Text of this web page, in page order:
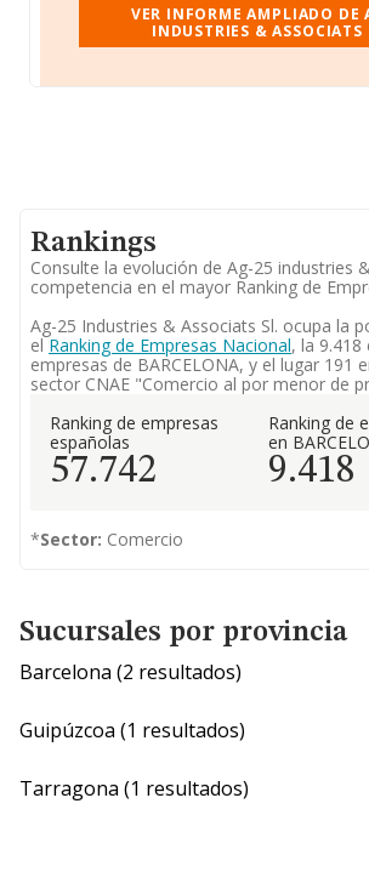
VER INFORME AMPLIADO DE
INDUSTRIES & ASSOCIATS
Rankings
Consulte la evolución de Ag-25 industries
competencia en el mayor Ranking de
Ag-25 Industries & Associats Sl. ocupa la
elRanking de Empresas Nacional, la 9.418
empresas de BARCELONA, y el lugar 191
sector CNAE "Comercio al por menor de
Ranking de empresas
españolas
57.742
Ranking de
en
9.418
*Sector: Comercio
Sucursales por provincia
Barcelona (2 resultados)
Guipúzcoa (1 resultados)
Tarragona (1 resultados)